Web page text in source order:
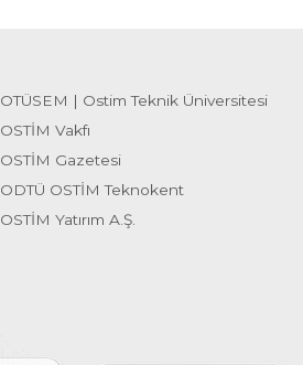
OTÜSEM | Ostim Teknik Üniversitesi
OSTİM Vakfı
OSTİM Gazetesi
ODTÜ OSTİM Teknokent
OSTİM Yatırım A.Ş.